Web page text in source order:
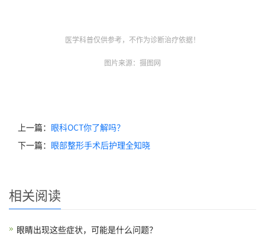
医学科普仅供参考，不作为诊断治疗依据！
图片来源：摄图网
上一篇： 眼科OCT你了解吗？
下一篇： 眼部整形手术后护理全知晓
相关阅读
眼睛出现这些症状，可能是什么问题？